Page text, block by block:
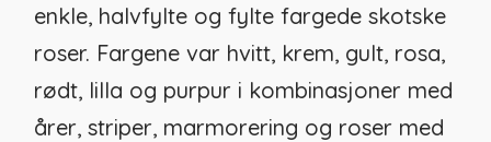
enkle, halvfylte og fylte fargede skotske
roser. Fargene var hvitt, krem, gult, rosa,
rødt, lilla og purpur i kombinasjoner med
årer, striper, marmorering og roser med